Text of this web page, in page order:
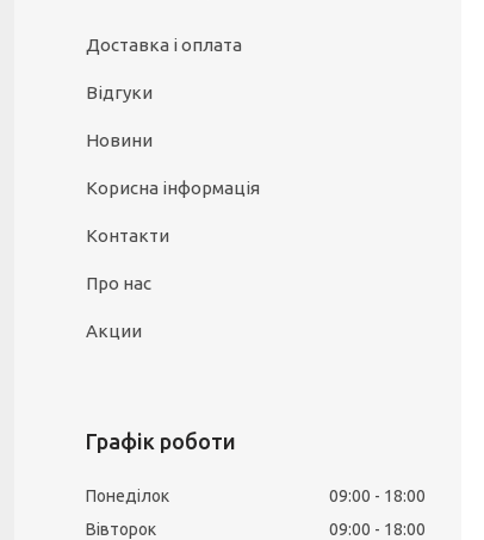
Доставка і оплата
Відгуки
Новини
Корисна інформація
Контакти
Про нас
Акции
Графік роботи
Понеділок 09:00
18:00
Вівторок
09:00
18:00